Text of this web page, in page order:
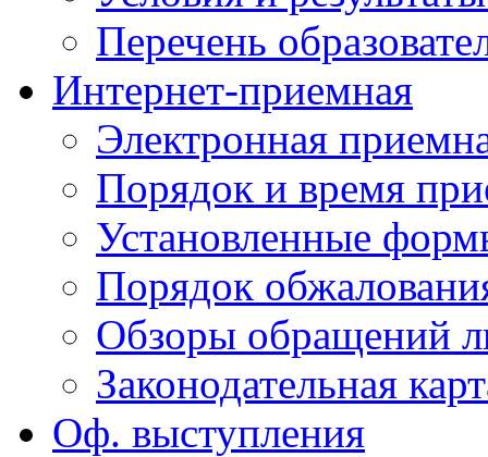
Перечень
Интернет-приемная
Электронная
Порядок и время
Установленные
Порядок
Обзоры обращений
Законодательная
Оф. выступления